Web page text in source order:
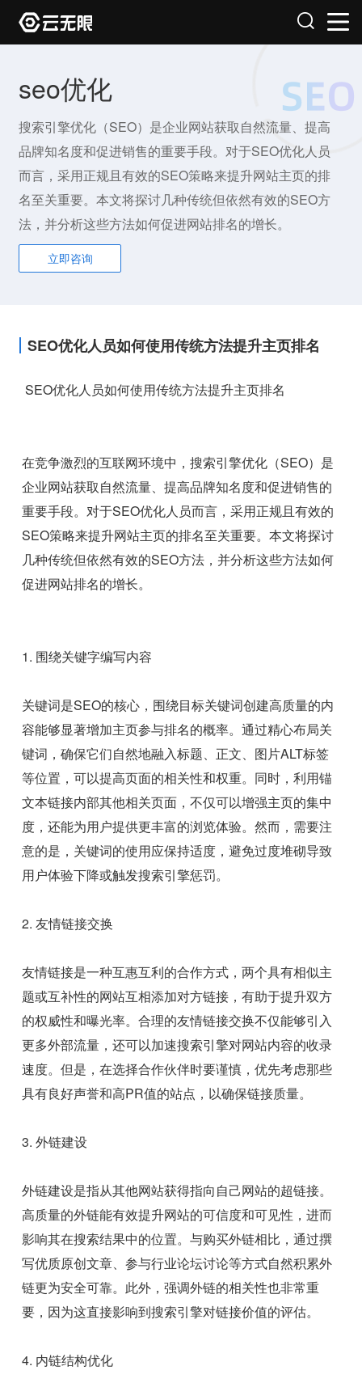
seo优化
搜索引擎优化（SEO）是企业网站获取自然流量、提高
品牌知名度和促进销售的重要手段。对于SEO优化人员
而言，采用正规且有效的SEO策略来提升网站主页的排
名至关重要。本文将探讨几种传统但依然有效的SEO方
法，并分析这些方法如何促进网站排名的增长。
立即咨询
SEO优化人员如何使用传统方法提升主页排名
SEO优化人员如何使用传统方法提升主页排名
在竞争激烈的互联网环境中，搜索引擎优化（SEO）是
企业网站获取自然流量、提高品牌知名度和促进销售的
重要手段。对于SEO优化人员而言，采用正规且有效的
SEO策略来提升网站主页的排名至关重要。本文将探讨
几种传统但依然有效的SEO方法，并分析这些方法如何
促进网站排名的增长。
1. 围绕关键字编写内容
关键词是SEO的核心，围绕目标关键词创建高质量的内
容能够显著增加主页参与排名的概率。通过精心布局关
键词，确保它们自然地融入标题、正文、图片ALT标签
等位置，可以提高页面的相关性和权重。同时，利用锚
文本链接内部其他相关页面，不仅可以增强主页的集中
度，还能为用户提供更丰富的浏览体验。然而，需要注
意的是，关键词的使用应保持适度，避免过度堆砌导致
用户体验下降或触发搜索引擎惩罚。
2. 友情链接交换
友情链接是一种互惠互利的合作方式，两个具有相似主
题或互补性的网站互相添加对方链接，有助于提升双方
的权威性和曝光率。合理的友情链接交换不仅能够引入
更多外部流量，还可以加速搜索引擎对网站内容的收录
速度。但是，在选择合作伙伴时要谨慎，优先考虑那些
具有良好声誉和高PR值的站点，以确保链接质量。
3. 外链建设
外链建设是指从其他网站获得指向自己网站的超链接。
高质量的外链能有效提升网站的可信度和可见性，进而
影响其在搜索结果中的位置。与购买外链相比，通过撰
写优质原创文章、参与行业论坛讨论等方式自然积累外
链更为安全可靠。此外，强调外链的相关性也非常重
要，因为这直接影响到搜索引擎对链接价值的评估。
4. 内链结构优化